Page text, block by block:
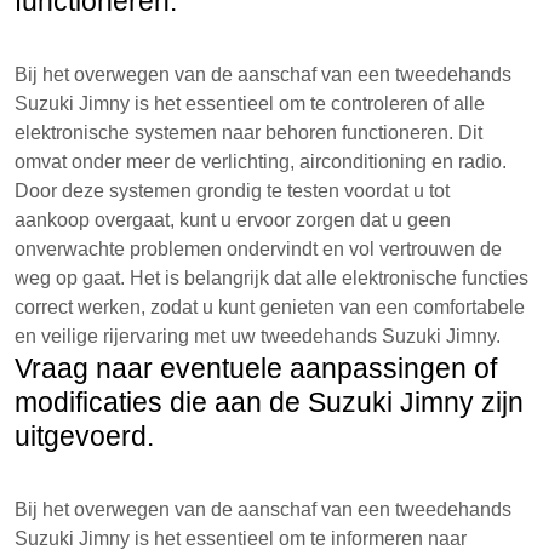
Bij het overwegen van de aanschaf van een tweedehands
Suzuki Jimny is het essentieel om te controleren of alle
elektronische systemen naar behoren functioneren. Dit
omvat onder meer de verlichting, airconditioning en radio.
Door deze systemen grondig te testen voordat u tot
aankoop overgaat, kunt u ervoor zorgen dat u geen
onverwachte problemen ondervindt en vol vertrouwen de
weg op gaat. Het is belangrijk dat alle elektronische functies
correct werken, zodat u kunt genieten van een comfortabele
en veilige rijervaring met uw tweedehands Suzuki Jimny.
Vraag naar eventuele aanpassingen of
modificaties die aan de Suzuki Jimny zijn
uitgevoerd.
Bij het overwegen van de aanschaf van een tweedehands
Suzuki Jimny is het essentieel om te informeren naar